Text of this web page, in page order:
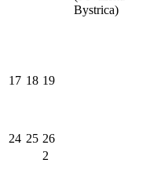
Bystrica)
17 18 19
24 25 26
2